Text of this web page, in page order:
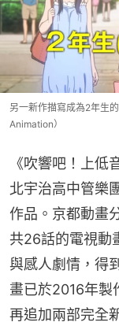
另一新作描寫成為2年生
Animation）
《吹響吧！上低
北宇治高中管樂
作品。京都動畫
共26話的電視動
與感人劇情，得
畫已於2016年製
再追加兩部完全